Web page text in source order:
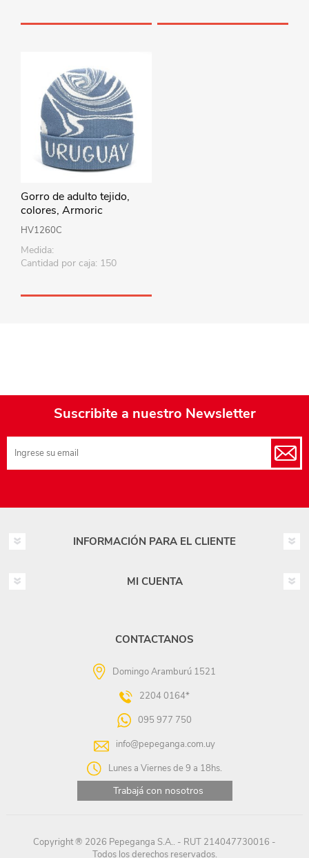
Gorro de adulto tejido,
colores, Armoric
HV1260C
Medida:
Cantidad por caja: 150
Suscribite a nuestro Newsletter
INFORMACIÓN PARA EL CLIENTE
MI CUENTA
CONTACTANOS
Domingo Aramburú 1521
2204 0164*
095 977 750
info@pepeganga.com.uy
Lunes a Viernes de 9 a 18hs.
Trabajá con nosotros
Copyright ® 2026 Pepeganga S.A.. - RUT 214047730016 -
Todos los derechos reservados.